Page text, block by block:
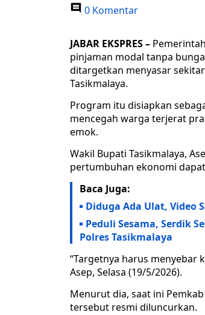
0 Komentar
JABAR EKSPRES –
pinjaman modal tanpa
ditargetkan menyasar
Tasikmalaya.
Program itu disiapkan
mencegah warga terjerat
emok.
Wakil Bupati Tasikmalaya,
pertumbuhan ekonomi
Baca Juga:
Diduga Ada Ulat, Video
Peduli Sesama, Serdik
Polres Tasikmalaya
“Targetnya harus menyebar
Asep, Selasa (19/5/2026).
Menurut dia, saat ini
tersebut resmi diluncurkan.